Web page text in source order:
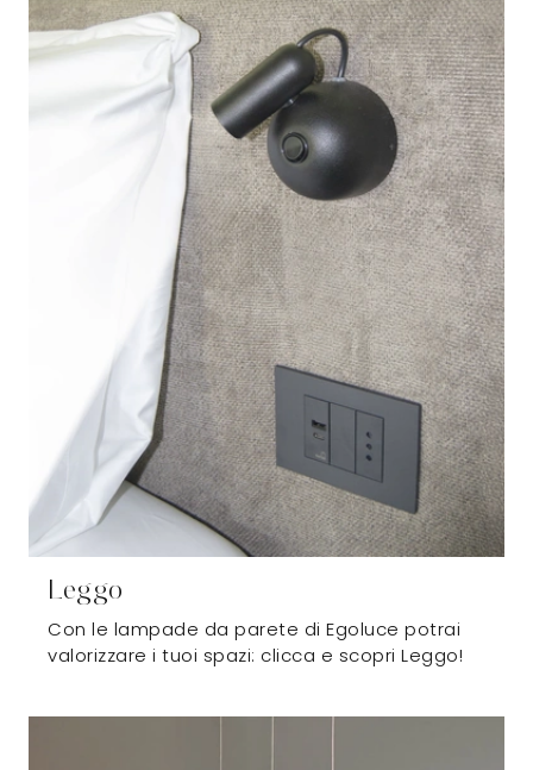
Leggo
Con le lampade da parete di Egoluce potrai
valorizzare i tuoi spazi: clicca e scopri Leggo!